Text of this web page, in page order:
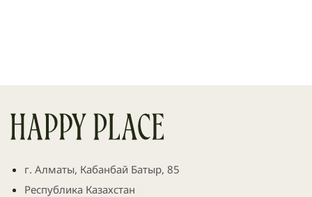
г. Алматы, Кабанбай Батыр, 85
Республика Казахстан